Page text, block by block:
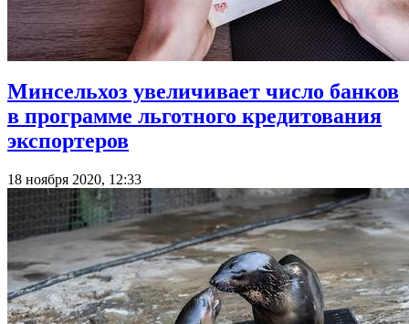
Минсельхоз увеличивает число банков
в программе льготного кредитования
экспортеров
18 ноября 2020, 12:33